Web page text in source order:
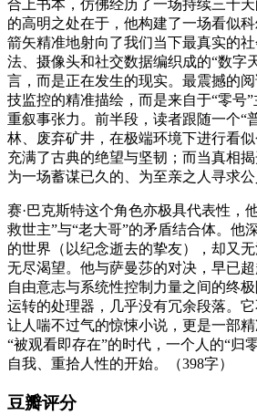
合上书本，仿佛经历了一场持续三十
的高明之处在于，他构建了一场看似
箭矢精准地射向了我们当下最真实的
法、摄像头和社交数据编织成的“数字
言，而是正在发生的现实。最震撼的
技监控的精准描绘，而是来自于“零号
重叙事张力。前半段，读者跟随一个“
林、废弃矿井，在极端环境下进行看似
充满了古典的绝望与坚韧；而当真相
为一场蓄谋已久的、为至亲之人寻求公
赛·巴克斯特这个角色亦极具代表性，
救世主”与“老大哥”的矛盾结合体。他
的世界（以纪念逝去的挚友），却又
无尽渴望。他与萨曼莎的对决，早已
自由意志与系统性控制力量之间的终
运转的处理器，几乎没有冗余段落。
让人喘不过气的惊悚小说，更是一部
“被观看即存在”的时代，一个人的“归
自我、重拾人性的开始。（398字）
豆瓣评分